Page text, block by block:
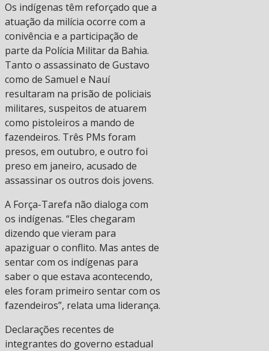
Os indígenas têm reforçado que a
atuação da milícia ocorre com a
conivência e a participação de
parte da Polícia Militar da Bahia.
Tanto o assassinato de Gustavo
como de Samuel e Nauí
resultaram na prisão de policiais
militares, suspeitos de atuarem
como pistoleiros a mando de
fazendeiros. Três PMs foram
presos, em outubro, e outro foi
preso em janeiro, acusado de
assassinar os outros dois jovens.
A Força-Tarefa não dialoga com
os indígenas. “Eles chegaram
dizendo que vieram para
apaziguar o conflito. Mas antes de
sentar com os indígenas para
saber o que estava acontecendo,
eles foram primeiro sentar com os
fazendeiros”, relata uma liderança.
Declarações recentes de
integrantes do governo estadual